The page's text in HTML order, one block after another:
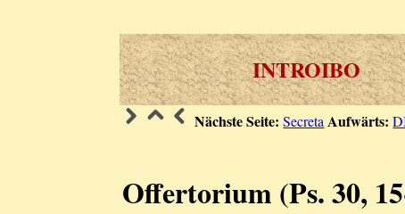
INTROIBO
Nächste Seite: Secreta Aufwärts:
Offertorium (Ps. 30,